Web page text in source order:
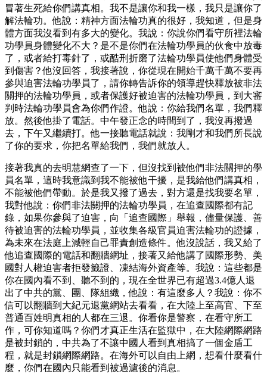
冒著生死給你們講真相。我不是讓你和我一樣，我只是讓你了
解法輪功。他說：精神方面法輪功真的很好，我知道，但是身
體方面我沒看到有多大的變化。我說：你說你們看守所裡法輪
功學員身體變化不大？是不是你們在法輪功學員的伙食中放毒
了，或者給打毒針了，或酷刑折磨了法輪功學員使他們身體受
到傷害？他沒回答，我接著說，你從現在開始千萬千萬不要再
參與迫害法輪功學員了，請你轉告訴你的領導趕快釋放被非法
關押的法輪功學員，或者保護好被迫害的法輪功學員，到大審
判時法輪功學員會為你們作證。他說：你給我們名單，我們釋
放。然後他掛了電話。中午發正念的時間到了，我沒再撥過
去，下午又繼續打。他一接聽電話就說：我剛才和我們所長說
了你的要求，你把名單給我們，我們就放人。
接著我真的去明慧網查了一下，但沒找到被他們非法關押的學
員名單，這時我意識到我不能被他干擾，是我給他們講真相，
不能被他們帶動。於是我又撥了過去，對方還是找我要名單，
我對他說：你們非法關押的法輪功學員，在追查國際都有記
錄，如果你參與了迫害，向「追查國際」舉報，儘量保護、善
待被迫害的法輪功學員，並收集各級官員迫害法輪功的證據，
為未來在法庭上減輕自己罪責創造條件。他沒說話，我又給了
他追查國際的電話和翻牆網址，接著又給他講了國際形勢、美
國對人權迫害者拒發籤證、凍結海外資產等。我說：這些都是
你在國內看不到、聽不到的，現在全世界已有超過3.4億人退
出了中共的黨、團、隊組織，他說：有這麼多人？我說：你不
信可以翻牆到大紀元退黨網站去看看，在大陸上至高官、下至
普通百姓明真相的人都在三退。你看你是警察，在看守所工
作，可你知道嗎？你們才真正生活在監獄中，在大陸網際網路
是被封鎖的，中共為了不讓中國人看到真相搞了一個金盾工
程，就是封鎖網際網路。在海外可以自由上網，想看什麼看什
麼，你們在國內只能看到被過濾後的消息。